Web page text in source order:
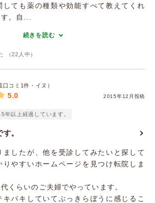
しても薬の種類や効能すべて教えてくれ
。自...
続きを読む
（22 人中）
コミ1件・イヌ）
2015年12月投稿
5.0
年以上経過しています。
。
ましたが、他を受診してみたいと探して
りやすいホームページを見つけ転院しま
くらいのご夫婦でやっています。
パキしていてぶっきらぼうに感じるこ